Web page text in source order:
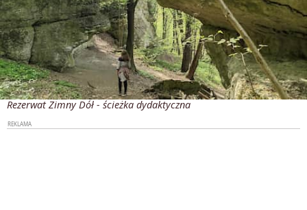
Rezerwat Zimny Dół - ścieżka dydaktyczna